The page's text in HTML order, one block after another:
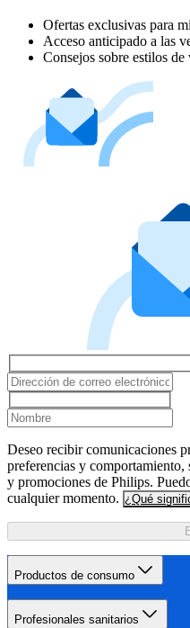
Ofertas exclusivas para
Acceso anticipado a las
Consejos sobre estilos de
Deseo recibir comunicaciones
preferencias y
y promociones de Philips.
cualquier momento. ¿Qué
Productos de consumo
Profesionales sanitarios